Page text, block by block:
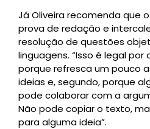
Já Oliveira recomenda que
prova de redação e
resolução de questões
linguagens. “Isso é legal
porque refresca um pouco
ideias e, segundo, porque
pode colaborar com a
Não pode copiar o texto,
para alguma ideia”.